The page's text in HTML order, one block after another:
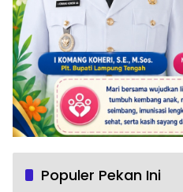
Populer Pekan Ini